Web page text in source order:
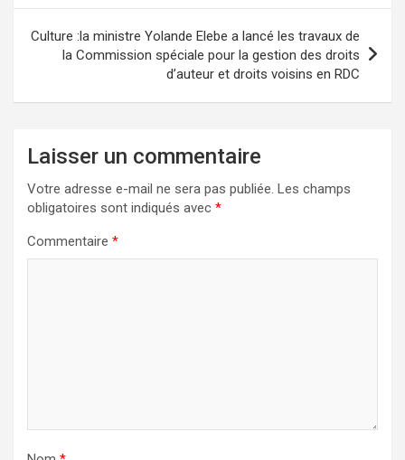
Culture :la ministre Yolande Elebe a lancé les travaux de
la Commission spéciale pour la gestion des droits
d’auteur et droits voisins en RDC
Laisser un commentaire
Votre adresse e-mail ne sera pas publiée. Les champs
obligatoires sont indiqués avec *
Commentaire *